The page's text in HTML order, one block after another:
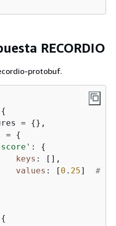
RECORDIO
protobuf.
{
=
{
=
{
: {
keys
values : [ 0 . 25]
{